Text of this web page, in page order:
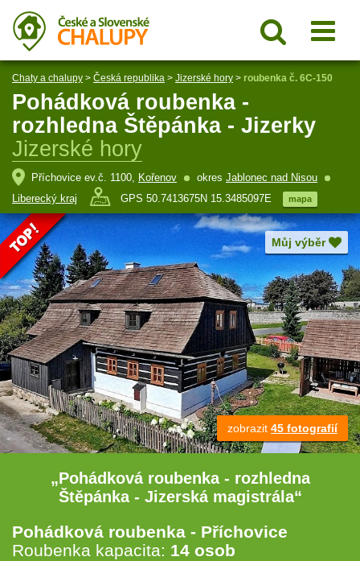
Chaty a chalupy > Česká republika > Jizerské hory > roubenka č. 6C-150
Pohádková roubenka -
rozhledna Štěpánka - Jizerky
Jizerské hory
Příchovice ev.č. 1100, Kořenov okres Jablonec nad Nisou
Liberecký kraj
GPS 50.7413675N 15.3485097E mapa
Můj výběr
zobrazit 45 fotografií
„Pohádková roubenka - rozhledna
Štěpánka - Jizerská magistrála“
Pohádková roubenka - Příchovice
Roubenka kapacita: 14 osob